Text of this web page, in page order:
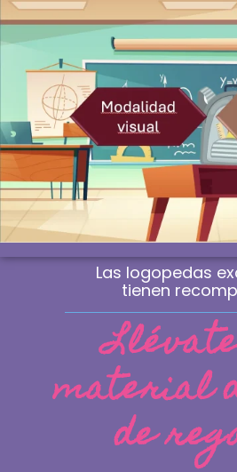
Envío gratis a la
¿Profesional? Compra
Las logopedas
tienen
material
de